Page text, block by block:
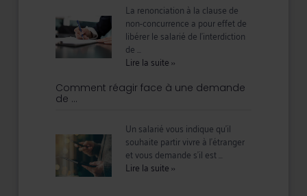
La renonciation à la clause de
non-concurrence a pour effet de
libérer le salarié de l’interdiction
de ...
Lire la suite››
Comment réagir face à une demande
de ...
Un salarié vous indique qu’il
souhaite partir vivre à l’étranger
et vous demande s’il est ...
Lire la suite››